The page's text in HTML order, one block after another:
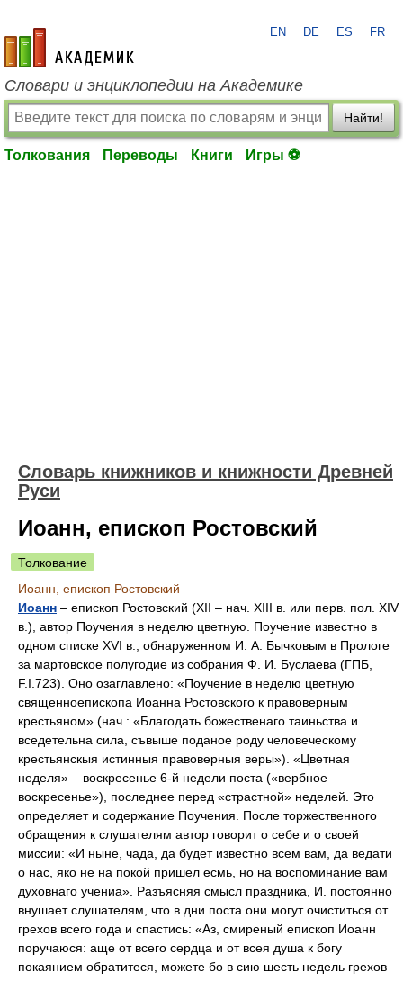
academic.ru
EN DE ES FR
Словари и энциклопедии на Академике
Найти!
Толкования Переводы Книги Игры ⚽
Словарь книжников и книжности Древней
Руси
Иоанн, епископ Ростовский
Толкование
Иоанн, епископ Ростовский
Иоанн – епископ Ростовский (XII – нач. XIII в. или перв. пол. XIV
в.), автор Поучения в неделю цветную. Поучение известно в
одном списке XVI в., обнаруженном И. А. Бычковым в Прологе
за мартовское полугодие из собрания Ф. И. Буслаева (ГПБ,
F.I.723). Оно озаглавлено: «Поучение в неделю цветную
священноепископа Иоанна Ростовского к правоверным
крестьяном» (нач.: «Благодать божественаго таиньства и
вседетельна сила, съвыше поданое роду человеческому
крестьянскыя истинныя правоверныя веры»). «Цветная
неделя» – воскресенье 6-й недели поста («вербное
воскресенье»), последнее перед «страстной» неделей. Это
определяет и содержание Поучения. После торжественного
обращения к слушателям автор говорит о себе и о своей
миссии: «И ныне, чада, да будет известно всем вам, да ведати
о нас, яко не на покой пришел есмь, но на воспоминание вам
духовнаго учениа». Разъясняя смысл праздника, И. постоянно
внушает слушателям, что в дни поста они могут очиститься от
грехов всего года и спастись: «Аз, смиреный епископ Иоанн
поручаюся: аще от всего сердца и от всея душа к богу
покаянием обратитеся, можете бо в сию шесть недель грехов